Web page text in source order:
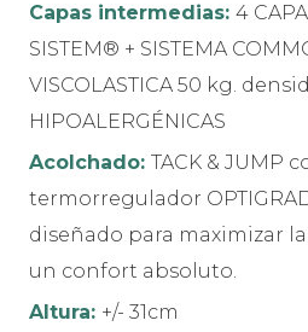
Capas intermedias: 4
SISTEM® + SISTEMA
VISCOLASTICA 50 kg.
HIPOALERGÉNICAS
Acolchado: TACK & JUMP
termorregulador
diseñado para maximizar
un confort absoluto.
Altura: +/- 31cm